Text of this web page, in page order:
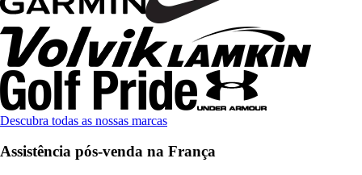
Descubra todas as nossas marcas
Assistência pós-venda na França